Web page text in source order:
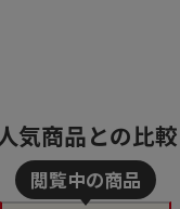
気商品との比較